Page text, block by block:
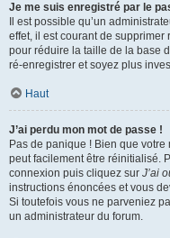
Je me suis enregistré par le
Il est possible qu’un
effet, il est courant de
pour réduire la taille de la base
ré-enregistrer et soyez plus
Haut
J’ai perdu mon mot de passe !
Pas de panique ! Bien que
peut facilement être réinitialisé.
connexion puis cliquez sur J’ai
instructions énoncées et vous
Si toutefois vous ne parveniez
un administrateur du forum.